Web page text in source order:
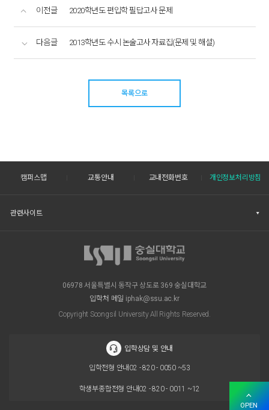
이전글 2020학년도 편입학 필답고사 문제
다음글 2013학년도 수시 논술고사 자료집(문제 및 해설)
목록으로
캠퍼스맵 교통안내 교내전화번호 개인정보처리방침
관련사이트
06978 서울특별시 동작구 상도로 369 숭실대학교
입학처 메일 iphak@ssu.ac.kr
Copyright Soongsil University All Rights Reserved.
입학상담 및 안내
입학전형 안내 02 - 820 - 0050 ~53
학생부종합전형 안내02 - 820 - 0011 ~12